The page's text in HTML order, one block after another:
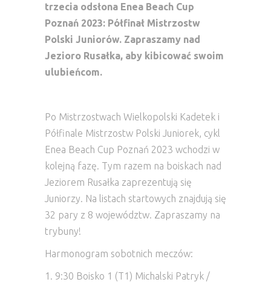
trzecia odsłona Enea Beach Cup
Poznań 2023: Półfinał Mistrzostw
Polski Juniorów. Zapraszamy nad
Jezioro Rusałka, aby kibicować swoim
ulubieńcom.
Po Mistrzostwach Wielkopolski Kadetek i
Półfinale Mistrzostw Polski Juniorek, cykl
Enea Beach Cup Poznań 2023 wchodzi w
kolejną fazę. Tym razem na boiskach nad
Jeziorem Rusałka zaprezentują się
Juniorzy. Na listach startowych znajdują się
32 pary z 8 województw. Zapraszamy na
trybuny!
Harmonogram sobotnich meczów:
1. 9:30 Boisko 1 (T1) Michalski Patryk /